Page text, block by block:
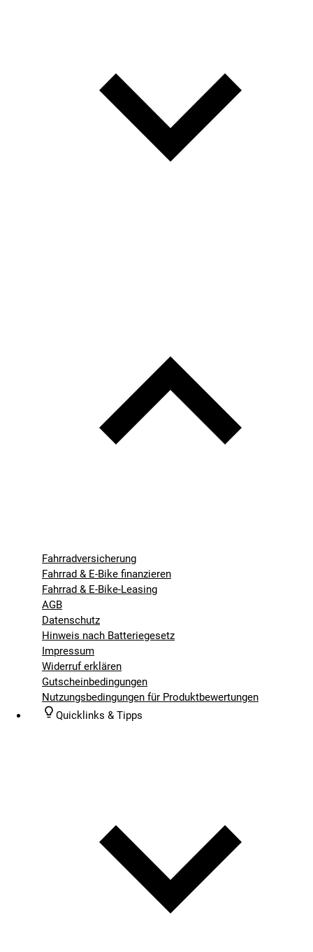
Fahrradversicherung
Fahrrad & E-Bike finanzieren
Fahrrad & E-Bike-Leasing
AGB
Datenschutz
Hinweis nach Batteriegesetz
Impressum
Widerruf erklären
Gutscheinbedingungen
Nutzungsbedingungen für Produktbewertungen
Quicklinks & Tipps